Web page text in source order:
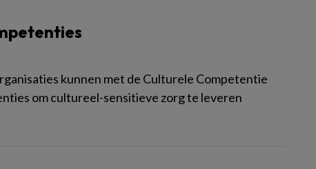
kunnen met de Culturele Competentie
om cultureel-sensitieve zorg te leveren